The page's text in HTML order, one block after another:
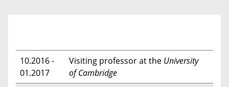
10.2016 -
01.2017
Visiting professor at the University
of Cambridge